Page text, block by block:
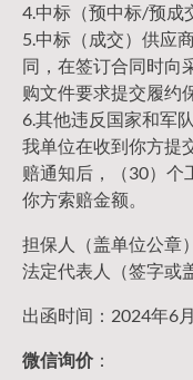
4.中标（预中标/预成
5.中标（成交）供应
同，在签订合同时向
购文件要求提交履约
6.其他违反国家和军
我单位在收到你方提
赔通知后，（30）个
你方索赔金额。
担保人（盖单位公章
法定代表人（签字或
出函时间：2024年6
微信询价：